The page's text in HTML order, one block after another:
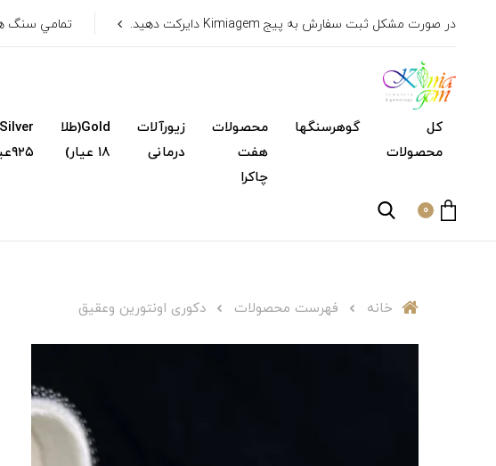
در صورت مشکل ثبت سفارش به پیج Kimiagem دایرکت دهید. تمامي سنگ
کل
محصولات
گوهرسنگها
محصولات
هفت
چاکرا
زیورآلات
درمانی
Gold(طلا
۱۸ عیار)
۹۲۵عیار)
0
خانه فهرست محصولات دکوری اونتورین و‌عقیق